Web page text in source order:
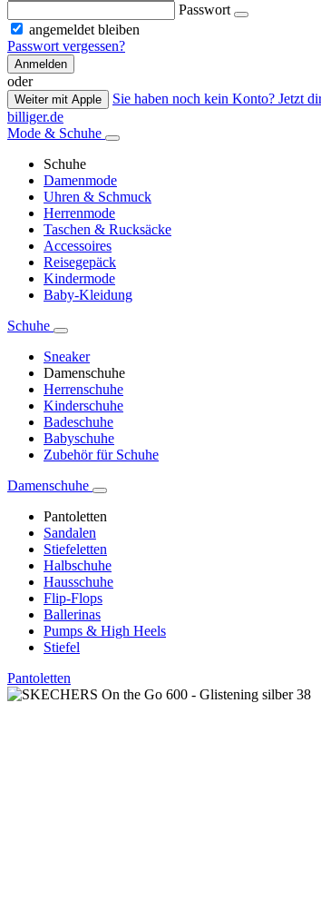
Passwort
angemeldet bleiben
Passwort vergessen?
Anmelden
oder
Weiter mit Apple
Sie haben noch kein Konto? Jetzt
billiger.de
Mode & Schuhe
Schuhe
Damenmode
Uhren & Schmuck
Herrenmode
Taschen & Rucksäcke
Accessoires
Reisegepäck
Kindermode
Baby-Kleidung
Schuhe
Sneaker
Damenschuhe
Herrenschuhe
Kinderschuhe
Badeschuhe
Babyschuhe
Zubehör für Schuhe
Damenschuhe
Pantoletten
Sandalen
Stiefeletten
Halbschuhe
Hausschuhe
Flip-Flops
Ballerinas
Pumps & High Heels
Stiefel
Pantoletten